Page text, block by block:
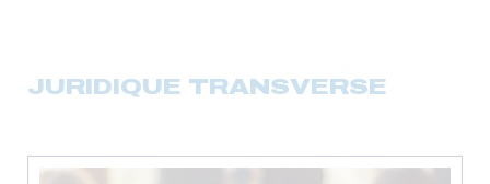
JURIDIQUE TRANSVERSE